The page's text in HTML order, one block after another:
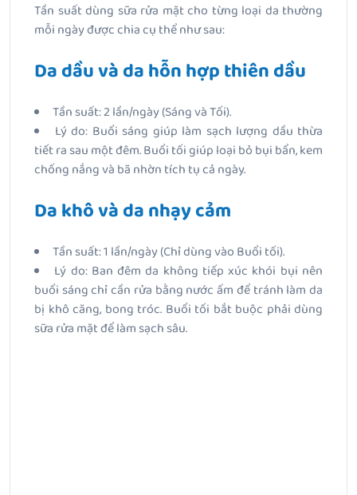
Tần suất dùng sữa rửa mặt cho từng loại da thường
mỗi ngày được chia cụ thể như sau:
Da dầu và da hỗn hợp thiên dầu
Tần suất: 2 lần/ngày (Sáng và Tối).
Lý do: Buổi sáng giúp làm sạch lượng dầu thừa
tiết ra sau một đêm. Buổi tối giúp loại bỏ bụi bẩn, kem
chống nắng và bã nhờn tích tụ cả ngày.
Da khô và da nhạy cảm
Tần suất: 1 lần/ngày (Chỉ dùng vào Buổi tối).
Lý do: Ban đêm da không tiếp xúc khói bụi nên
buổi sáng chỉ cần rửa bằng nước ấm để tránh làm da
bị khô căng, bong tróc. Buổi tối bắt buộc phải dùng
sữa rửa mặt để làm sạch sâu.